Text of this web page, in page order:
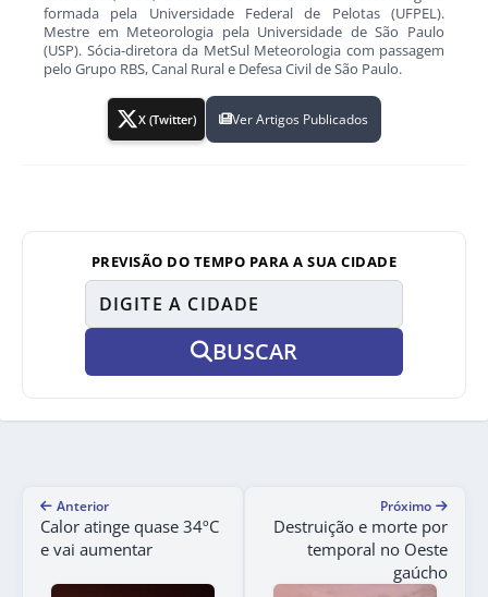
formada pela Universidade Federal de Pelotas (UFPEL).
Mestre em Meteorologia pela Universidade de São Paulo
(USP). Sócia-diretora da MetSul Meteorologia com passagem
pelo Grupo RBS, Canal Rural e Defesa Civil de São Paulo.
X (Twitter) Ver Artigos Publicados
PREVISÃO DO TEMPO PARA A SUA CIDADE
BUSCAR
Anterior
Calor atinge quase 34ºC
e vai aumentar
Próximo
Destruição e morte por
temporal no Oeste
gaúcho